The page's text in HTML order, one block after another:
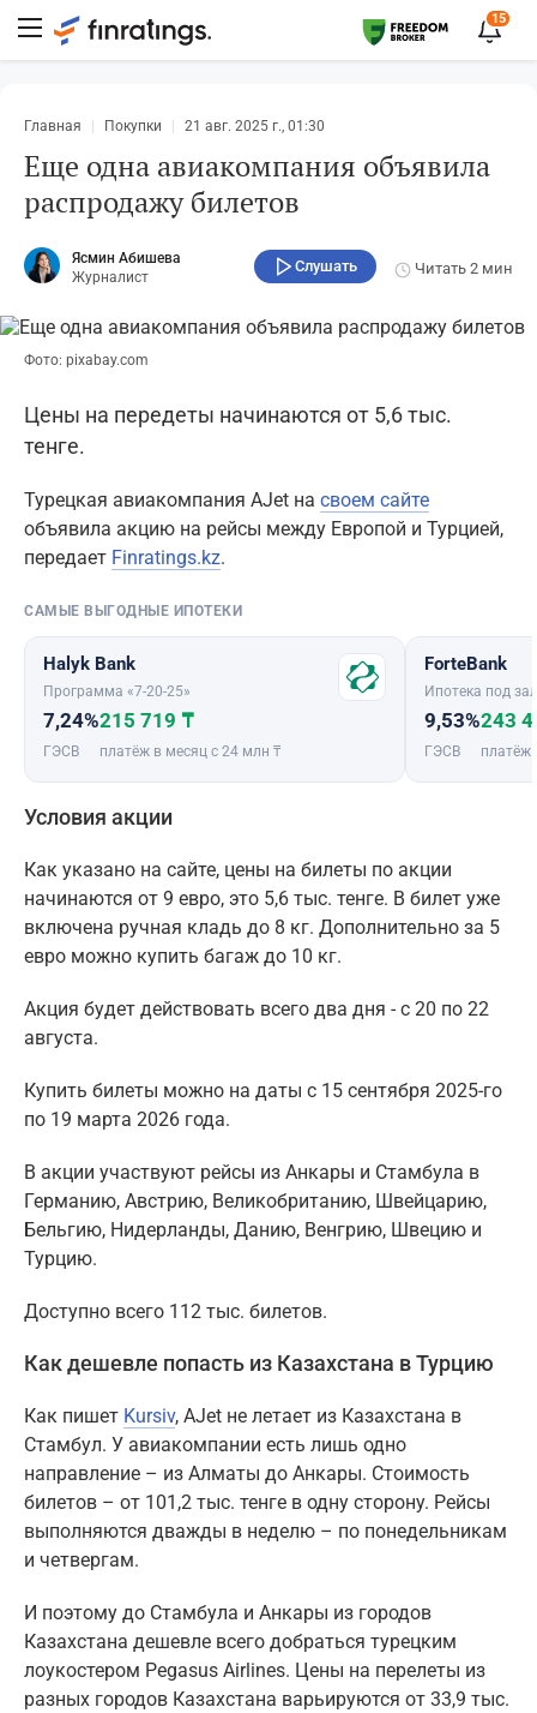
15
Главная Покупки 21 авг. 2025 г., 01:30
Еще одна авиакомпания объявила
распродажу билетов
Ясмин Абишева
Журналист
Слушать Читать 2 мин
Фото: pixabay.com
Цены на передеты начинаются от 5,6 тыс.
тенге.
Турецкая авиакомпания AJet на своем сайте
объявила акцию на рейсы между Европой и Турцией,
передает Finratings.kz.
САМЫЕ ВЫГОДНЫЕ ИПОТЕКИ
Halyk Bank
Программа «7-20-25»
7,24%
ГЭСВ
215 719 ₸
платёж в месяц с 24 млн ₸
ForteBank
Ипотека под
9,53%
ГЭСВ
243
платёж
Условия акции
Как указано на сайте, цены на билеты по акции
начинаются от 9 евро, это 5,6 тыс. тенге. В билет уже
включена ручная кладь до 8 кг. Дополнительно за 5
евро можно купить багаж до 10 кг.
Акция будет действовать всего два дня - с 20 по 22
августа.
Купить билеты можно на даты с 15 сентября 2025-го
по 19 марта 2026 года.
В акции участвуют рейсы из Анкары и Стамбула в
Германию, Австрию, Великобританию, Швейцарию,
Бельгию, Нидерланды, Данию, Венгрию, Швецию и
Турцию.
Доступно всего 112 тыс. билетов.
Как дешевле попасть из Казахстана в Турцию
Как пишет Kursiv, AJet не летает из Казахстана в
Стамбул. У авиакомпании есть лишь одно
направление – из Алматы до Анкары. Стоимость
билетов – от 101,2 тыс. тенге в одну сторону. Рейсы
выполняются дважды в неделю – по понедельникам
и четвергам.
И поэтому до Стамбула и Анкары из городов
Казахстана дешевле всего добраться турецким
лоукостером Pegasus Airlines. Цены на перелеты из
разных городов Казахстана варьируются от 33,9 тыс.